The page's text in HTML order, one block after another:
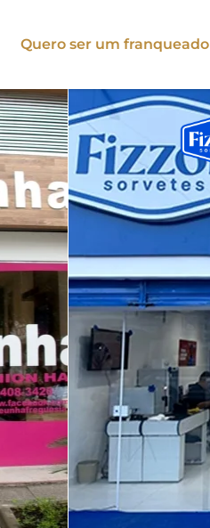
Quero ser um franqueado